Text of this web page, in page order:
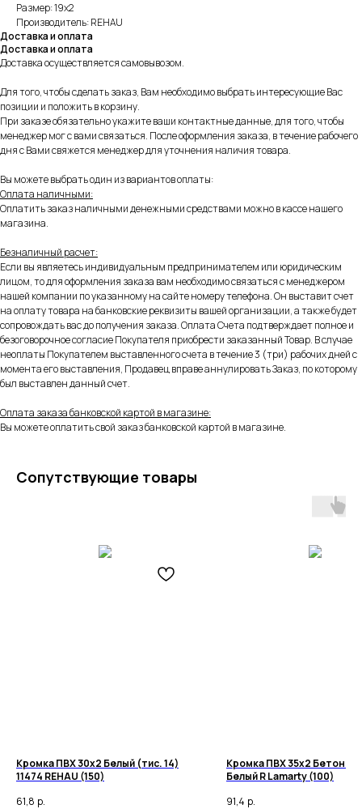
Размер: 19х2
Производитель: REHAU
Доставка и оплата
Доставка и оплата
Доставка осуществляется самовывозом.
Для того, чтобы сделать заказ, Вам необходимо выбрать интересующие Вас
позиции и положить в корзину.
При заказе обязательно укажите ваши контактные данные, для того, чтобы
менеджер мог с вами связаться. После оформления заказа, в течение рабочего
дня с Вами свяжется менеджер для уточнения наличия товара.
Вы можете выбрать один из вариантов оплаты:
Оплата наличными:
Оплатить заказ наличными денежными средствами можно в кассе нашего
магазина.
Безналичный расчет:
Если вы являетесь индивидуальным предпринимателем или юридическим
лицом, то для оформления заказа вам необходимо связаться с менеджером
нашей компании по указанному на сайте номеру телефона. Он выставит счет
на оплату товара на банковские реквизиты вашей организации, а также будет
сопровождать вас до получения заказа. Оплата Счета подтверждает полное и
безоговорочное согласие Покупателя приобрести заказанный Товар. В случае
неоплаты Покупателем выставленного счета в течение 3 (три) рабочих дней с
момента его выставления, Продавец вправе аннулировать Заказ, по которому
был выставлен данный счет.
Оплата заказа банковской картой в магазине:
Вы можете оплатить свой заказ банковской картой в магазине.
Сопутствующие товары
Кромка ПВХ 30х2 Белый (тис. 14)
11474 REHAU (150)
61,8 р.
Кромка ПВХ 35х2 Бетон
Белый R Lamarty (100)
91,4 р.